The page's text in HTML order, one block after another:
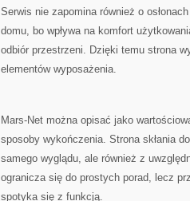
Serwis nie zapomina również o
domu, bo wpływa na komfort
odbiór przestrzeni. Dzięki temu strona
elementów wyposażenia.
Mars-Net można opisać jako
sposoby wykończenia. Strona skłania
samego wyglądu, ale również z
ogranicza się do prostych porad, lecz
spotyka się z funkcją.